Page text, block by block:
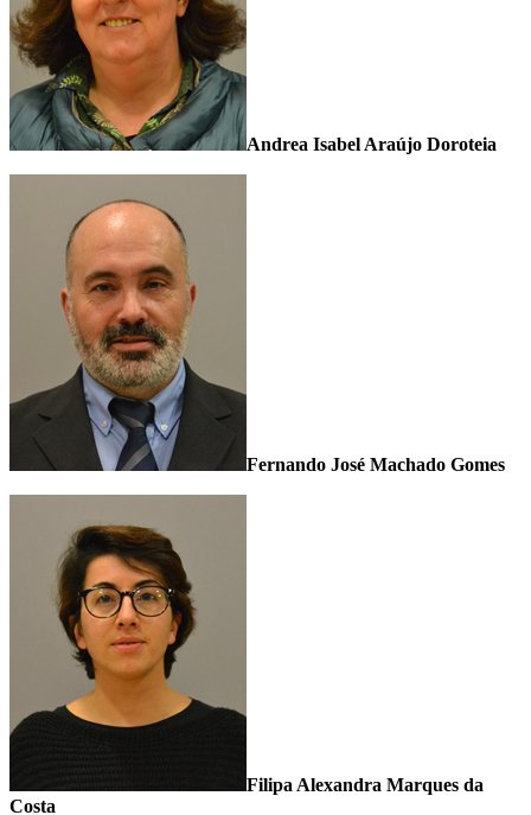
Andrea Isabel Araújo Doroteia
Fernando José Machado Gomes
Filipa Alexandra Marques da
Costa